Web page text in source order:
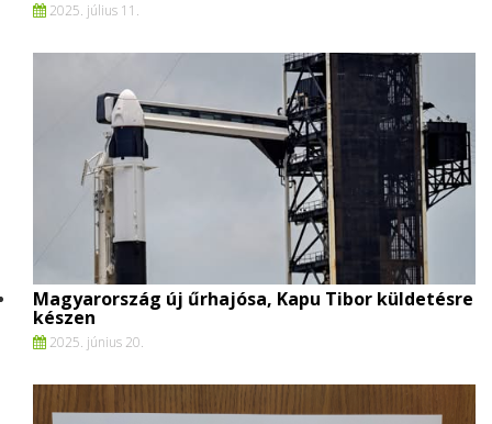
2025. július 11.
Magyarország új űrhajósa, Kapu Tibor küldetésre
készen
2025. június 20.